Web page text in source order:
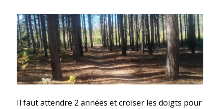
Il faut attendre 2 années et croiser les doigts pour